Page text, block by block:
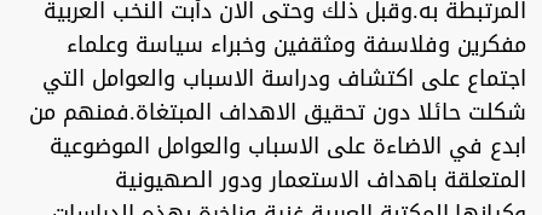
المرتبطة به.وقبل ذلك وحتى الان دأبت النخب العربية
مفكرين وفلاسفة ومثقفين وخبراء سياسة وعلماء
اجتماع على اكتشاف ودراسة الاسباب والعوامل التي
شكلت حائلا دون تحقيق الاهداف المبتغاة.فمنهم من
ابدع في الاضاءة على الاسباب والعوامل الموضوعية
المتعلقة باهداف الاستعمار ودور الصهيونية